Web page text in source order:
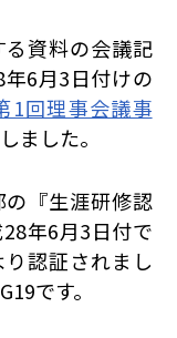
資料の会議記
6月3日付けの
1回理事会議事
ました。
『生涯研修認
年6月3日付で
認証されまし
です。